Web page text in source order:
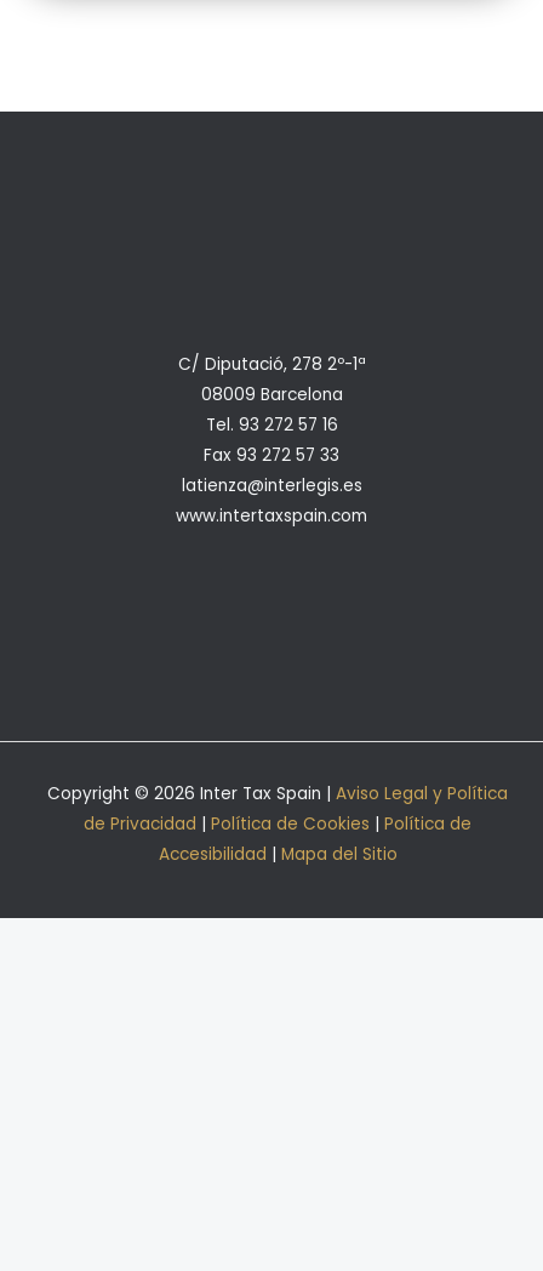
C/ Diputació, 278 2º-1ª
08009 Barcelona
Tel. 93 272 57 16
Fax 93 272 57 33
latienza@interlegis.es
www.intertaxspain.com
Copyright © 2026 Inter Tax Spain | Aviso Legal y Política
de Privacidad
Política de Cookies
Política de
Accesibilidad
Mapa del Sitio